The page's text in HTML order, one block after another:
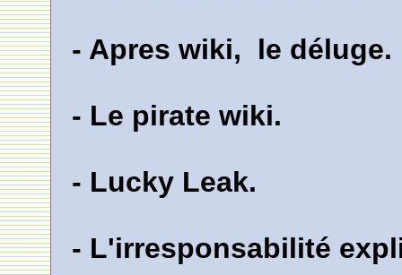
- Apres wiki, le déluge.
- Le pirate wiki.
- Lucky Leak.
- L'irresponsabilité